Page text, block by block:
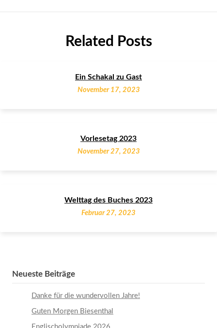
Related Posts
Ein Schakal zu Gast
November 17, 2023
Vorlesetag 2023
November 27, 2023
Welttag des Buches 2023
Februar 27, 2023
Neueste Beiträge
Danke für die wundervollen Jahre!
Guten Morgen Biesenthal